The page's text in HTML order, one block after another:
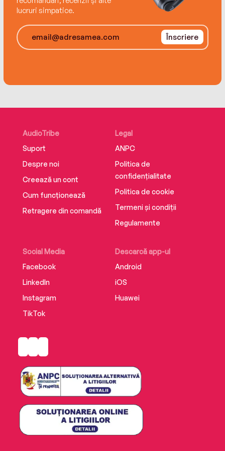
Weaver and James Oswald, you will LOVE
James Nally.
lucruri simpatice.
Înscriere
AudioTribe
Suport
Despre noi
Creează un cont
Cum funcționează
Retragere din comandă
Social Media
Facebook
LinkedIn
Instagram
TikTok
Descarcă app-ul
Android
iOS
Huawei
Legal
ANPC
Politica de
confidențialitate
Politica de cookie
Termeni și condiții
Regulamente